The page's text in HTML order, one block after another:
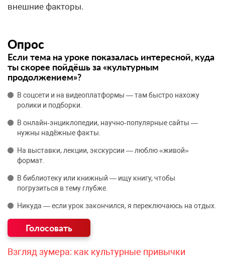
внешние факторы.
Опрос
Если тема на уроке показалась интересной, куда
ты скорее пойдёшь за «культурным
продолжением»?
В соцсети и на видеоплатформы — там быстро нахожу
ролики и подборки.
В онлайн‑энциклопедии, научно‑популярные сайты —
нужны надёжные факты.
На выставки, лекции, экскурсии — люблю «живой»
формат.
В библиотеку или книжный — ищу книгу, чтобы
погрузиться в тему глубже.
Никуда — если урок закончился, я переключаюсь на отдых.
Взгляд зумера: как культурные привычки